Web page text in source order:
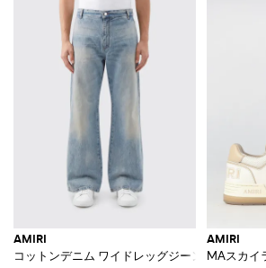
AMIRI
コットンデニム ワイドレッグジーンズ
AMIRI
MAスカイ